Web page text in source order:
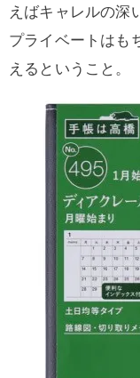
えばキャレルの深
プライベートはも
えるということ。